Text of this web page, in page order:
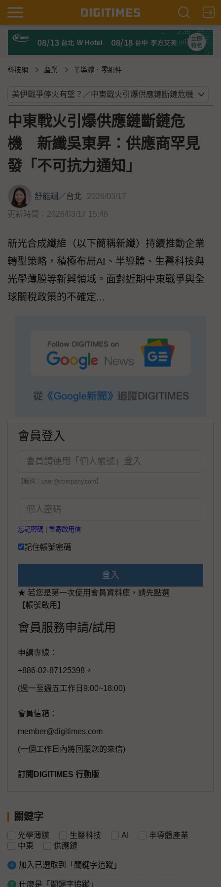
科技網 產業 半導體．零組件
中東戰火引爆供應鏈斷鏈危
機 新纖吳東昇：供應商罕見
發「不可抗力通知」
舒能翊 ／台北 2026/03/17
更新時間：2026/03/17 15:46
新光合成纖維（以下簡稱新纖）持續推動企業
轉型策略，積極布局AI、半導體、生醫科技與
光學薄膜等新興領域。面對近期中東戰爭與全
球關稅政策的不確定...
會員登入
【範例：user@company.com】
忘記密碼 重寄啟用信
記住帳號密碼
登入
★ 若您是第一次使用會員資料庫，請先點選
【帳號啟用】
會員服務申請/試用
申請專線：
+886-02-87125398。
(週一至週五工作日9:00~18:00)
會員信箱：
member@digitimes.com
(一個工作日內將回覆您的來信)
訂閱DIGITIMES 行動版
關鍵字
光學薄膜 生醫科技 AI
半導體產業
中東
供應鏈
加入已選取到「關鍵字追蹤」
什麼是「關鍵字追蹤」